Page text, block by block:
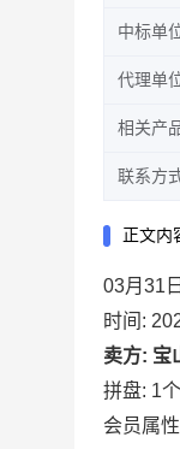
中标单
代理单
相关产
联系方
正文内
03月31
时间:
卖方: 宝
拼盘: 1个
会员属